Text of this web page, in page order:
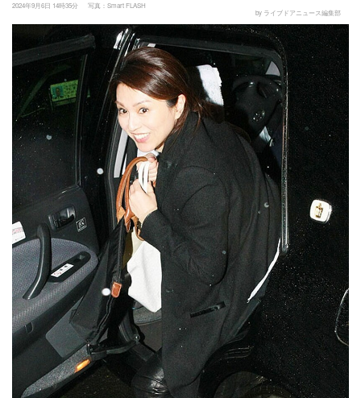
2024年9月6日 14時35分
写真：Smart FLASH
by ライブドアニュース編集部